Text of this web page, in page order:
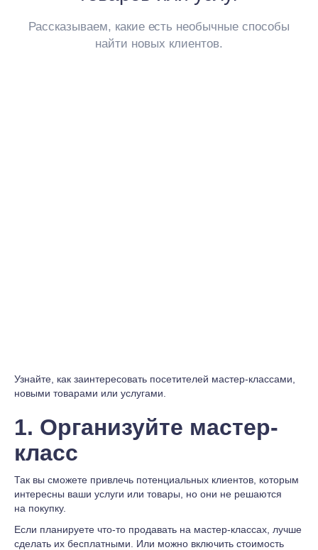
Рассказываем, какие есть необычные способы
найти новых клиентов.
Узнайте, как заинтересовать посетителей мастер-классами,
новыми товарами или услугами.
1. Организуйте мастер-
класс
Так вы сможете привлечь потенциальных клиентов, которым
интересны ваши услуги или товары, но они не решаются
на покупку.
Если планируете что-то продавать на мастер-классах, лучше
сделать их бесплатными. Или можно включить стоимость